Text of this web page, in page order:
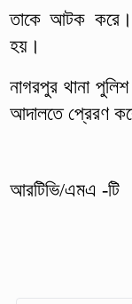
তাকে আটক করে।
হয়।
নাগরপুর থানা
আদালতে প্রেরণ
আরটিভি/এমএ -টি